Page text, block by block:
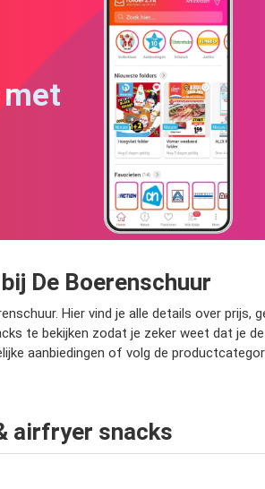
De Boerenschuur
Hier vind je alle details over prijs,
te bekijken zodat je zeker weet dat je
aanbiedingen of volg de
airfryer snacks